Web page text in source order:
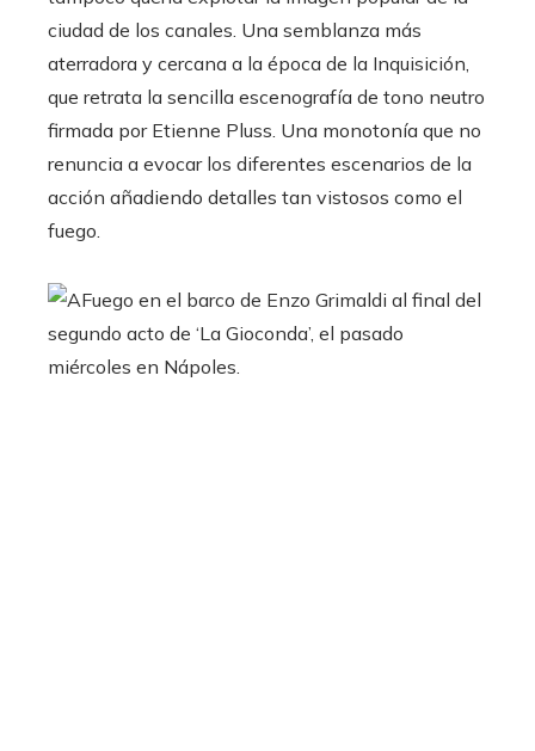
ciudad de los canales. Una semblanza más
aterradora y cercana a la época de la Inquisición,
que retrata la sencilla escenografía de tono neutro
firmada por Etienne Pluss. Una monotonía que no
renuncia a evocar los diferentes escenarios de la
acción añadiendo detalles tan vistosos como el
fuego.